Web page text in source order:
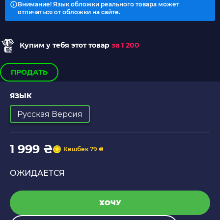
Внимание! Язык обложки реального товара может
отличаться от обложки на сайте.
Купим у тебя этот товар за 1 200
ПРОДАТЬ
ЯЗЫК
Русская Версия
1 999 ₴ Кешбек 79 ₴
ОЖИДАЕТСЯ
ХОЧУ